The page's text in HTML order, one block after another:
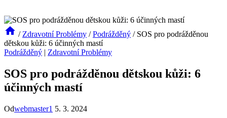
/ Zdravotní Problémy / Podrážděný / SOS pro podrážděnou
dětskou kůži: 6 účinných mastí
Podrážděný | Zdravotní Problémy
SOS pro podrážděnou dětskou kůži: 6
účinných mastí
Odwebmaster1 5. 3. 2024